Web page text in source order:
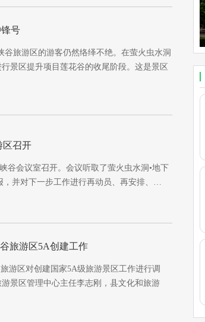
号
旅游区的游客仍然络绎不绝。在萤火虫水洞
景区提升项目莲花谷的收尾阶段。这是景区
区召开
谷会议室召开。会议听取了萤火虫水洞•地下
，并对下一步工作进行再动员、再安排、…
旅游区5A创建工作
游区对创建国家5A级旅游景区工作进行调
景区管理中心主任李志刚，县文化和旅游